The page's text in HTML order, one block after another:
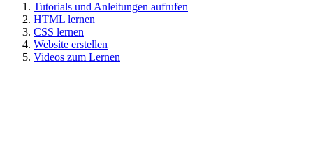
Tutorials und Anleitungen aufrufen
HTML lernen
CSS lernen
Website erstellen
Videos zum Lernen